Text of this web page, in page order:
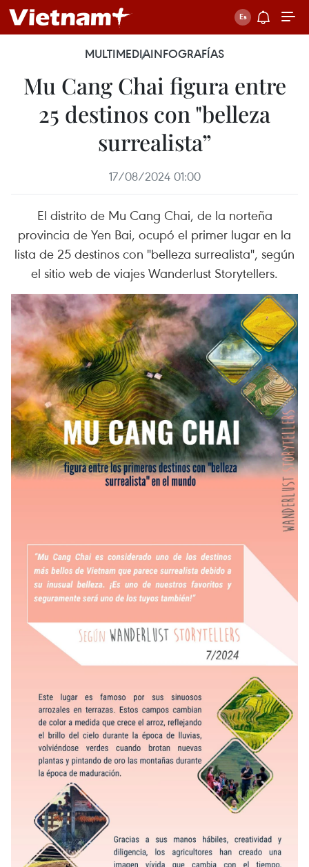
MULTIMEDIAINFOGRAFÍAS
Mu Cang Chai figura entre
25 destinos con "belleza
surrealista”
17/08/2024 01:00
El distrito de Mu Cang Chai, de la norteña
provincia de Yen Bai, ocupó el primer lugar en la
lista de 25 destinos con "belleza surrealista", según
el sitio web de viajes Wanderlust Storytellers.